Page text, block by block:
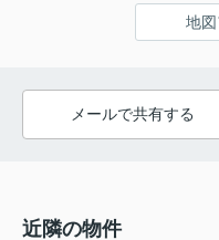
地
メールで共有する
近隣の物件